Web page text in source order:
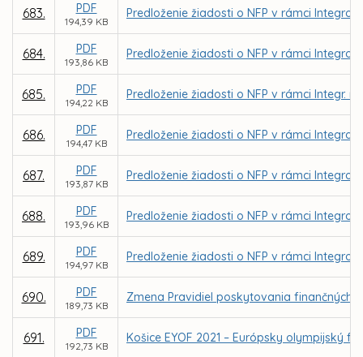
683. PDF
194,39 KB
Predloženie žiadosti o NFP v rámci
684. PDF
193,86 KB
Predloženie žiadosti o NFP v rámci
685. PDF
194,22 KB
Predloženie žiadosti o NFP v rámci Integr.
686. PDF
194,47 KB
Predloženie žiadosti o NFP v rámci
687. PDF
193,87 KB
Predloženie žiadosti o NFP v rámci
688. PDF
193,96 KB
Predloženie žiadosti o NFP v rámci
689. PDF
194,97 KB
Predloženie žiadosti o NFP v rámci
690. PDF
189,73 KB
Zmena Pravidiel poskytovania finančných
691. PDF
192,73 KB
Košice EYOF 2021 – Európsky olympijský